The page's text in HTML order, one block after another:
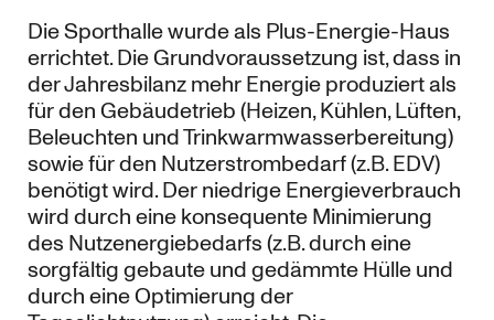
Die Sporthalle wurde als Plus-Energie-Haus
errichtet. Die Grundvoraussetzung ist, dass in
der Jahresbilanz mehr Energie produziert als
für den Gebäudetrieb (Heizen, Kühlen, Lüften,
Beleuchten und Trinkwarmwasserbereitung)
sowie für den Nutzerstrombedarf (z.B. EDV)
benötigt wird. Der niedrige Energieverbrauch
wird durch eine konsequente Minimierung
des Nutzenergiebedarfs (z.B. durch eine
sorgfältig gebaute und gedämmte Hülle und
durch eine Optimierung der